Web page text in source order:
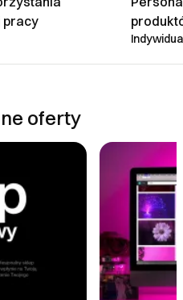
WIĘCEJ
pracy
oferty